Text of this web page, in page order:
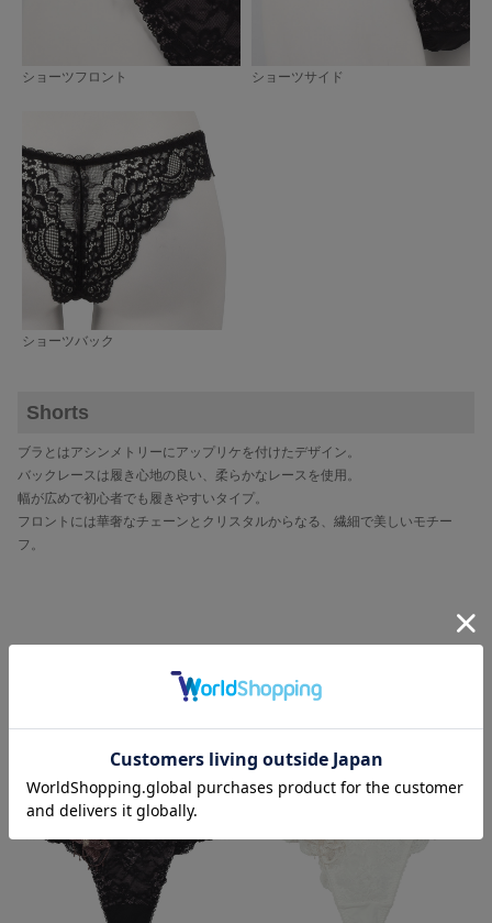
ショーツフロント ショーツサイド
ショーツバック
Shorts
ブラとはアシンメトリーにアップリケを付けたデザイン。
バックレースは履き心地の良い、柔らかなレースを使用。
幅が広めで初心者でも履きやすいタイプ。
フロントには華奢なチェーンとクリスタルからなる、繊細で美しいモチー
フ。